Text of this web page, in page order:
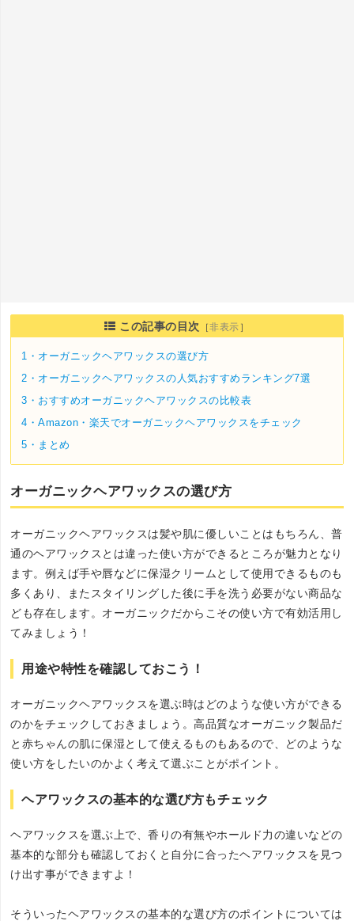
この記事の目次 ［非表示 ］
1・ オーガニックヘアワックスの選び方
2・ オーガニックヘアワックスの人気おすすめランキング7選
3・ おすすめオーガニックヘアワックスの比較表
4・Amazon・楽天でオーガニックヘアワックスをチェック
5・ まとめ
オーガニックヘアワックスの選び方
オーガニックヘアワックスは髪や肌に優しいことはもちろん、普
通のヘアワックスとは違った使い方ができるところが魅力となり
ます。例えば手や唇などに保湿クリームとして使用できるものも
多くあり、またスタイリングした後に手を洗う必要がない商品な
ども存在します。オーガニックだからこその使い方で有効活用し
てみましょう！
用途や特性を確認しておこう！
オーガニックヘアワックスを選ぶ時はどのような使い方ができる
のかをチェックしておきましょう。高品質なオーガニック製品だ
と赤ちゃんの肌に保湿として使えるものもあるので、どのような
使い方をしたいのかよく考えて選ぶことがポイント。
ヘアワックスの基本的な選び方もチェック
ヘアワックスを選ぶ上で、香りの有無やホールド力の違いなどの
基本的な部分も確認しておくと自分に合ったヘアワックスを見つ
け出す事ができますよ！
そういったヘアワックスの基本的な選び方のポイントについては